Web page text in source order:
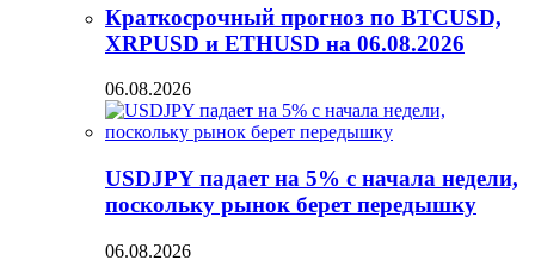
Краткосрочный прогноз по BTCUSD,
XRPUSD и ETHUSD на 06.08.2026
06.08.2026
USDJPY падает на 5% с начала недели,
поскольку рынок берет передышку
06.08.2026